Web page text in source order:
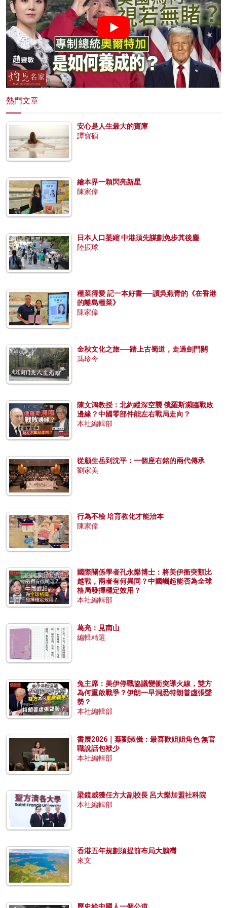
熱門文章
安心是人生最大的寶庫
譚寶碩
繪本界一顆閃亮新星
陳家偉
日本人口萎縮 中港須先謀劃免步其後塵
陸振球
種菜得愛 記一本好書──讀吳燕青的《在香港
的離島種菜》
陳家偉
金秋文化之旅──踏上古蜀道，走過劍門關
馮珍今
陳文鴻教授：北約縱深空襲 俄羅斯瀕臨戰敗
邊緣？中國零部件能左右戰局走向？
本社編輯部
從顧生岳到沈平：一個座右銘的兩代傳承
劉家美
行為不檢 培育教化才能治本
陳家偉
國際關係學者孔永樂博士：將美伊衝突類比
越戰，兩者有何異同？中國崛起能否為全球
格局發揮穩定效用？
本社編輯部
葛亮：見南山
編輯精選
兔主席：美伊停戰協議變衝突導火線，雙方
為何重啟戰爭？伊朗一早洞悉特朗普虛張聲
勢？
本社編輯部
書展2026｜葉劉淑儀：最喜歡姐姐角色 無官
職說話包袱少
本社編輯部
梁鏡威獲任方大副校長 呂大樂加盟社科院
本社編輯部
香港五年規劃須提前布局大鵬灣
來文